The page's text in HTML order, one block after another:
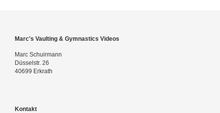
Marc's Vaulting & Gymnastics Videos
Marc Schuirmann
Düsselstr. 26
40699 Erkrath
Kontakt